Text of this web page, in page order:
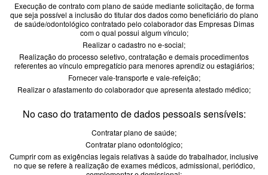
Execução de contrato com plano de saúde mediante solicitação, de forma
que seja possível a inclusão do titular dos dados como beneficiário do plano
de saúde/odontológico contratado pelo colaborador das Empresas Dimas
com o qual possui algum vínculo;
Realizar o cadastro no e-social;
Realização do processo seletivo, contratação e demais procedimentos
referentes ao vínculo empregatício para menores aprendiz ou estagiários;
Fornecer vale-transporte e vale-refeição;
Realizar o afastamento do colaborador que apresenta atestado médico;
No caso do tratamento de dados pessoais sensíveis:
Contratar plano de saúde;
Contratar plano odontológico;
Cumprir com as exigências legais relativas à saúde do trabalhador, inclusive
no que se refere à realização de exames médicos, admissional, periódico,